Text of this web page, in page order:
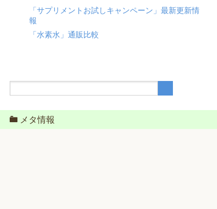
「サプリメントお試しキャンペーン」最新更新情
報
「水素水」通販比較
メタ情報